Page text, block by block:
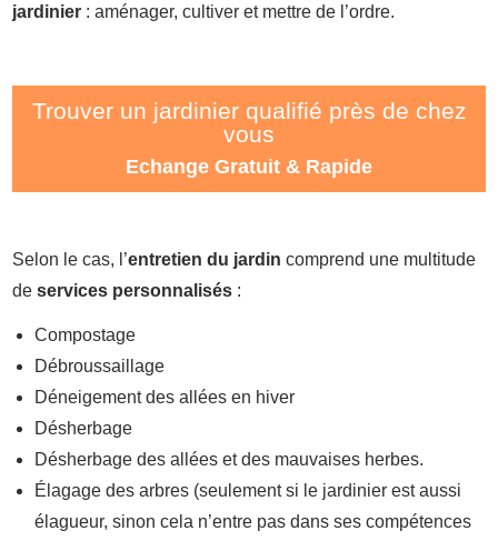
jardinier : aménager, cultiver et mettre de l’ordre.
Trouver un jardinier qualifié près de chez
vous
Echange Gratuit & Rapide
Selon le cas, l’entretien du jardin comprend une multitude
de services personnalisés :
Compostage
Débroussaillage
Déneigement des allées en hiver
Désherbage
Désherbage des allées et des mauvaises herbes.
Élagage des arbres (seulement si le jardinier est aussi
élagueur, sinon cela n’entre pas dans ses compétences